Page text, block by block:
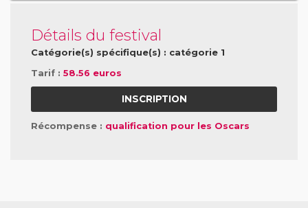
Détails du festival
Catégorie(s) spécifique(s) : catégorie 1
Tarif : 58.56 euros
INSCRIPTION
Récompense : qualification pour les Oscars